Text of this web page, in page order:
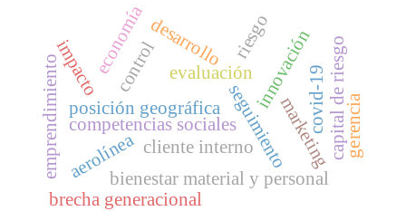
control evaluación
seguimiento
competencias sociales
innovación
posición geográfica
desarrollo
bienestar material y personal
marketing
aerolínea
covid-19
economía
impacto riesgo
emprendimiento capital de riesgogerencia
brecha generacional
cliente interno